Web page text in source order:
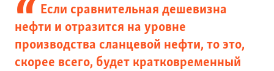
Если сравнительная дешевизна
нефти и отразится на уровне
производства сланцевой нефти, то это,
скорее всего, будет кратковременный